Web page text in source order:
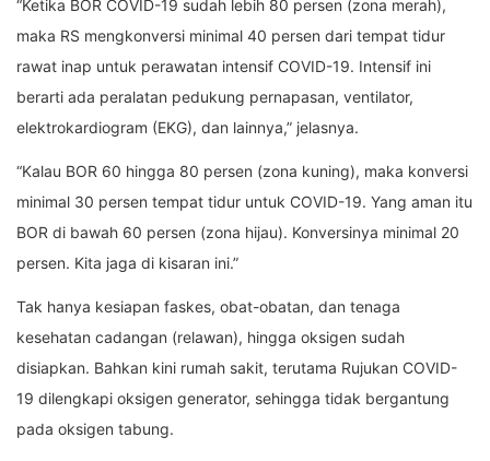
“Ketika BOR COVID-19 sudah lebih 80 persen (zona merah),
maka RS mengkonversi minimal 40 persen dari tempat tidur
rawat inap untuk perawatan intensif COVID-19. Intensif ini
berarti ada peralatan pedukung pernapasan, ventilator,
elektrokardiogram (EKG), dan lainnya,” jelasnya.
“Kalau BOR 60 hingga 80 persen (zona kuning), maka konversi
minimal 30 persen tempat tidur untuk COVID-19. Yang aman itu
BOR di bawah 60 persen (zona hijau). Konversinya minimal 20
persen. Kita jaga di kisaran ini.”
Tak hanya kesiapan faskes, obat-obatan, dan tenaga
kesehatan cadangan (relawan), hingga oksigen sudah
disiapkan. Bahkan kini rumah sakit, terutama Rujukan COVID-
19 dilengkapi oksigen generator, sehingga tidak bergantung
pada oksigen tabung.